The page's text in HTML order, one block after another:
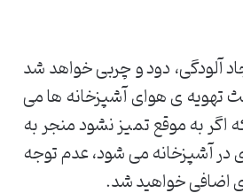
آلودگی، دود و چربی خواهد شد
تهویه ی هوای آشپزخانه ها می
اگر به موقع تمیز نشود منجر به
آشپزخانه می شود، عدم توجه
اضافی خواهید شد.